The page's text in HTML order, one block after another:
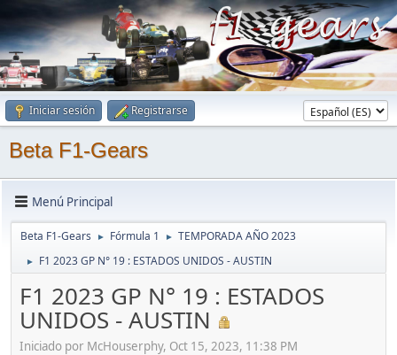
Iniciar sesión Registrarse
Beta F1-Gears
Menú Principal
Beta F1-Gears ► Fórmula 1 ► TEMPORADA AÑO 2023
► F1 2023 GP N° 19 : ESTADOS UNIDOS - AUSTIN
F1 2023 GP N° 19 : ESTADOS
UNIDOS - AUSTIN
Iniciado por McHouserphy, Oct 15, 2023, 11:38 PM